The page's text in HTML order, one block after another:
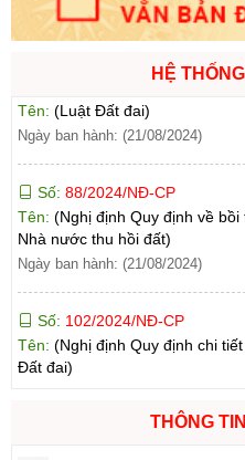
HỆ
Số:31/2024/QH15
Số:88/2024/NĐ-CP
Tên:(Nghị định Quy định về
Nhà nước thu hồi đất)
Ngày ban hành: (21/08/2024)
Số:102/2024/NĐ-CP
Tên:(Nghị định Quy định chi
Đất đai)
Ngày ban hành: (21/08/2024)
(Nghị định Quy định về
THÔNG